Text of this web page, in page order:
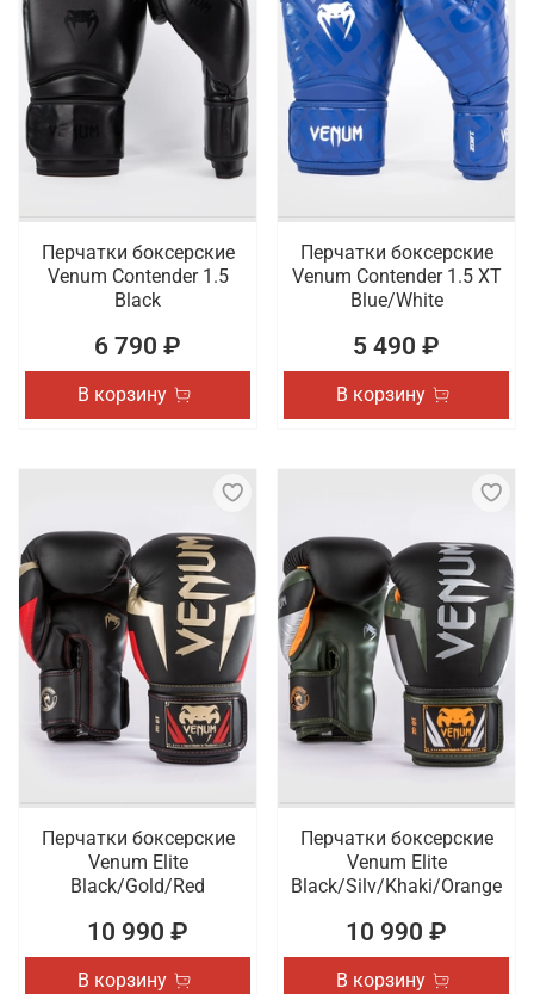
Перчатки боксерские
Venum Contender 1.5
Black
6 790 ₽
В корзину
Перчатки боксерские
Venum Contender 1.5 XT
Blue/White
5 490 ₽
В корзину
Перчатки боксерские
Venum Elite
Black/Gold/Red
10 990 ₽
В корзину
Перчатки боксерские
Venum Elite
Black/Silv/Khaki/Orange
10 990 ₽
В корзину